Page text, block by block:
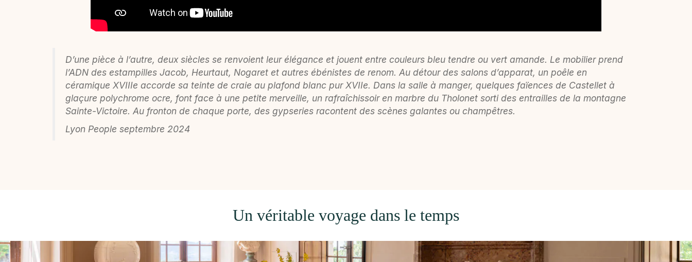
D’une pièce à l’autre, deux siècles se renvoient leur élégance et jouent entre couleurs bleu tendre ou vert amande. Le mobilier prend
l’ADN des estampilles Jacob, Heurtaut, Nogaret et autres ébénistes de renom. Au détour des salons d’apparat, un poêle en
céramique XVIIIe accorde sa teinte de craie au plafond blanc pur XVIIe. Dans la salle à manger, quelques faïences de Castellet à
glaçure polychrome ocre, font face à une petite merveille, un rafraîchissoir en marbre du Tholonet sorti des entrailles de la montagne
Sainte-Victoire. Au fronton de chaque porte, des gypseries racontent des scènes galantes ou champêtres.
Lyon People septembre 2024
Un véritable voyage dans le temps